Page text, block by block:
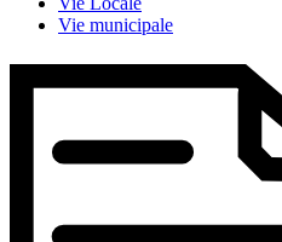
Vie municipale